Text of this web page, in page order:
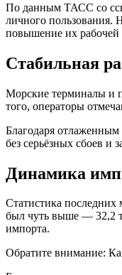
По данным ТАСС со
личного пользования.
повышение их рабочей
Стабильная
Морские терминалы и
того, операторы
Благодаря
без серьёзных сбоев и
Динамика
Статистика последних
был чуть выше — 32,2
импорта.
Обратите внимание: